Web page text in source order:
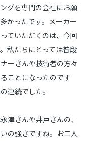
グを専門の会社にお願
かったです。メーカー
ていただくのは、今回
私たちにとっては普段
ーさんや技術者の方々
ことになったのです
連続でした。
津さんや井戸さんの、
の強さですね。お二人